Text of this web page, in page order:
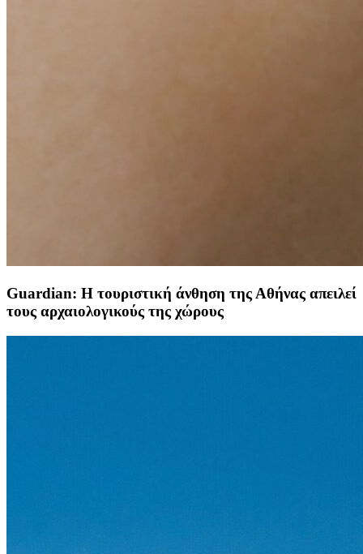
Guardian: Η τουριστική άνθηση της Αθήνας απειλεί
τους αρχαιολογικούς της χώρους